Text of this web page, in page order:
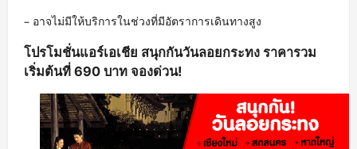
– อาจไม่มีให้บริการในช่วงที่มีอัตราการเดินทางสูง
โปรโมชั่นแอร์เอเชีย สนุกกันวันลอยกระทง ราคารวม
เริ่มต้นที่ 690 บาท จองด่วน!